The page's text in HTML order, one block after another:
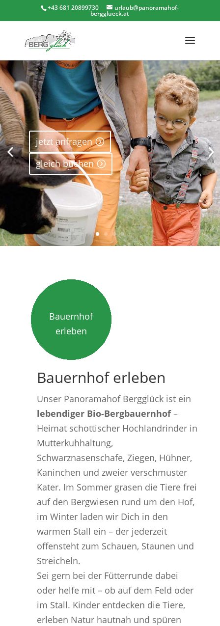
+43 681 20899730 urlaub@panoramahof-
bergglueck.at
jetzt anfragen
gleich buchen
Bauernhof
erleben
Bauernhof erleben
Unser Panoramahof Bergglück ist ein
lebendiger Bio-Bergbauernhof–
Heimat schottischer Hochlandrinder in
Mutterkuhhaltung,
Schwarznasenschafe, Ziegen, Hühner,
Kaninchen und zweier verschmuster
Kater. Im Sommer grasen die Tiere frei
auf den Bergwiesen rund um den Hof,
im Winter laden wir Dich in den
warmen Stall ein – der jederzeit
offensteht zum Schauen, Staunen und
Streicheln.
Sei gern bei der Fütterrunde dabei
oder helfe mit – ob auf dem Feld oder
im Stall. Kinder entdecken die Tiere,
erleben Natur hautnah und spüren